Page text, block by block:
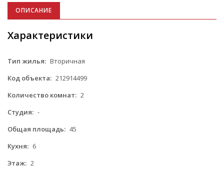
ОПИСАНИЕ
Характеристики
Тип жилья: Вторичная
Код объекта: 212914499
Количество комнат: 2
Студия: -
Общая площадь: 45
Кухня: 6
Этаж: 2